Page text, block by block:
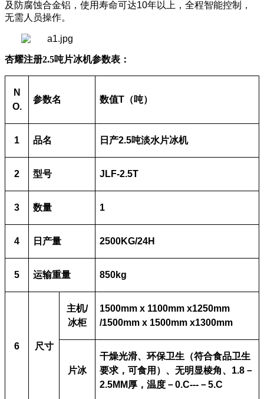
及防腐蚀合金铝，使用寿命可达10年以上，全程智能控制，
无需人员操作。
杏耀注册2.5吨片冰机参数表：
N
O.
参数名 数值T （吨）
1 品名 日产2.5吨淡水片冰机
2 型号 JLF-2.5T
3 数量 1
4 日产量 2500KG/24H
5 运输重量 850kg
6 尺寸
主机/
冰柜
1500mm x 1100mm x1250mm
/1500mm x 1500mm x1300mm
片冰
干燥光滑、环保卫生（符合食品卫生
要求，可食用）、无明显棱角、 1.8 －
2.5MM厚，温度－0.C--- －5.C